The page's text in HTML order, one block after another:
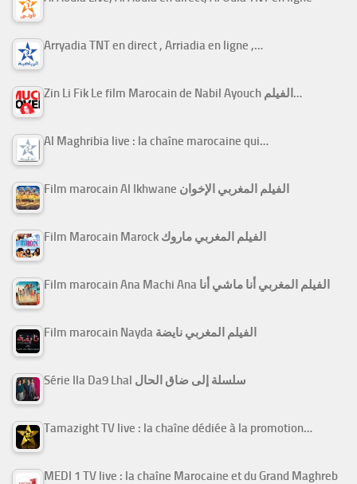
Arryadia TNT en direct , Arriadia en ligne ,…
Zin Li Fik Le film Marocain de Nabil Ayouch الفيلم…
Al Maghribia live : la chaîne marocaine qui…
Film marocain Al Ikhwane الفيلم المغربي الإخوان
Film Marocain Marock الفيلم المغربي ماروك
Film marocain Ana Machi Ana الفيلم المغربي أنا ماشي أنا
Film marocain Nayda الفيلم المغربي نايضة
Série Ila Da9 Lhal سلسلة إلى ضاق الحال
Tamazight TV live : la chaîne dédiée à la promotion…
MEDI 1 TV live : la chaîne Marocaine et du Grand Maghreb